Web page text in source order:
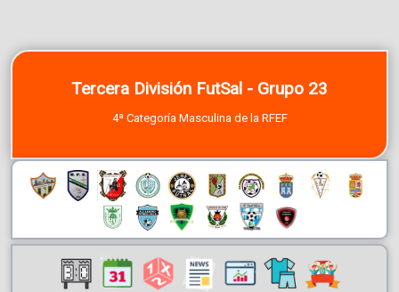
Tercera División FutSal - Grupo 23
4ª Categoría Masculina de la RFEF